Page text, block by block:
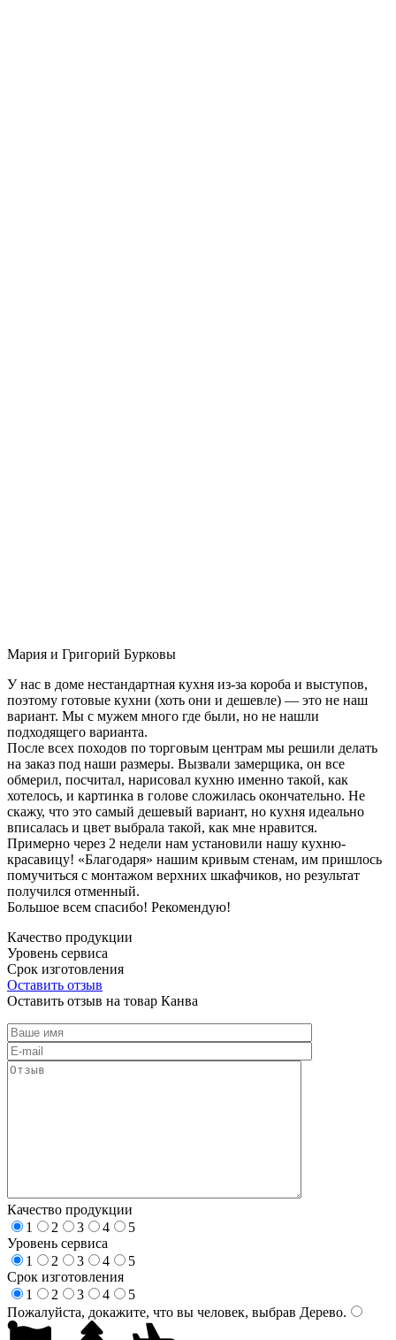
Мария и Григорий Бурковы
У нас в доме нестандартная кухня из-за короба и выступов,
поэтому готовые кухни (хоть они и дешевле) — это не наш
вариант. Мы с мужем много где были, но не нашли
подходящего варианта.
После всех походов по торговым центрам мы решили делать
на заказ под наши размеры. Вызвали замерщика, он все
обмерил, посчитал, нарисовал кухню именно такой, как
хотелось, и картинка в голове сложилась окончательно. Не
скажу, что это самый дешевый вариант, но кухня идеально
вписалась и цвет выбрала такой, как мне нравится.
Примерно через 2 недели нам установили нашу кухню-
красавицу! «Благодаря» нашим кривым стенам, им пришлось
помучиться с монтажом верхних шкафчиков, но результат
получился отменный.
Большое всем спасибо! Рекомендую!
Качество продукции
Уровень сервиса
Срок изготовления
Оставить отзыв
Оставить отзыв на товар Канва
Качество продукции
1
2 3 4
5
Уровень сервиса
1
2 3 4
5
Срок изготовления
1
2 3 4
5
Пожалуйста, докажите, что вы человек, выбрав Дерево.